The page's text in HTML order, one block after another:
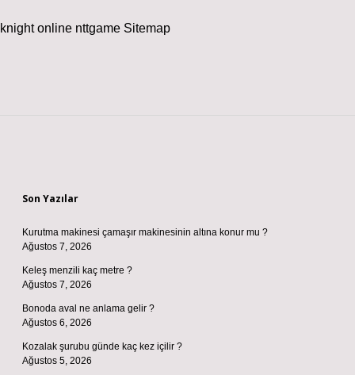
knight online nttgame Sitemap
Son Yazılar
Kurutma makinesi çamaşır makinesinin altına konur mu ?
Ağustos 7, 2026
Keleş menzili kaç metre ?
Ağustos 7, 2026
Bonoda aval ne anlama gelir ?
Ağustos 6, 2026
Kozalak şurubu günde kaç kez içilir ?
Ağustos 5, 2026